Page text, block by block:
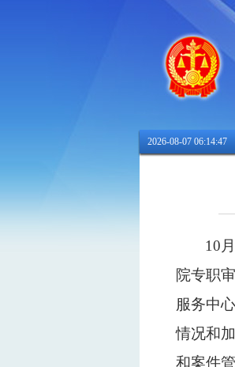
2026-08-07 06:14:48
10 月
院专职
服务中
情况和
和案件